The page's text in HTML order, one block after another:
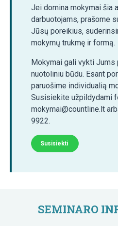
Jei domina mokymai šia
darbuotojams, prašome
Jūsų poreikius,
mokymų trukmę ir formą.
Mokymai gali vykti Jums
nuotoliniu būdu. Esant
paruošime individualią
Susisiekite užpildydami
mokymai@countline.lt
9922.
Susisiekti
SEMINARO